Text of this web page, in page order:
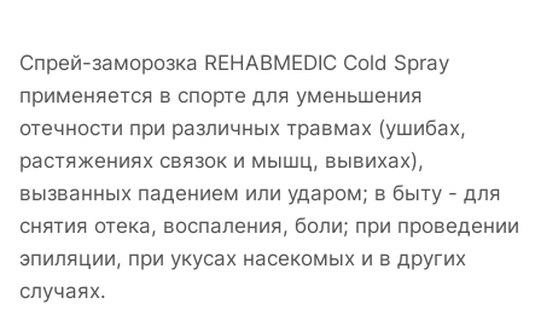
Спрей-заморозка REHABMEDIC Cold Spray
применяется в спорте для уменьшения
отечности при различных травмах (ушибах,
растяжениях связок и мышц, вывихах),
вызванных падением или ударом; в быту - для
снятия отека, воспаления, боли; при проведении
эпиляции, при укусах насекомых и в других
случаях.